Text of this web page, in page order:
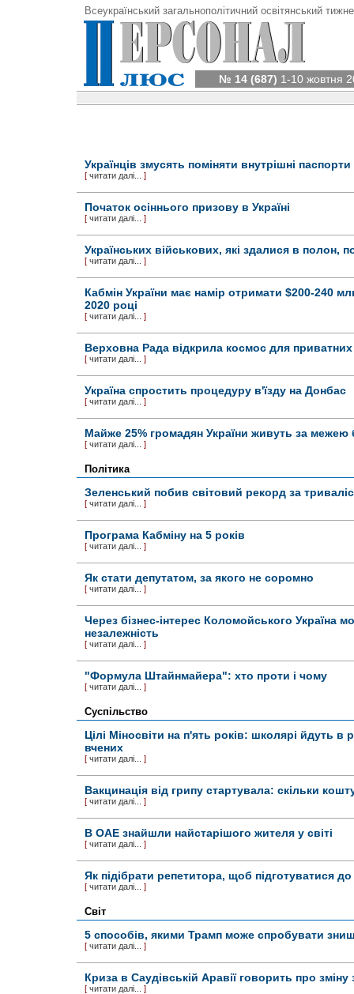
Всеукраїнський загальнополітичний освітянський
№ 14 (687) 1-10 жовтня
Українців змусять поміняти внутрішні паспорти
[ читати далі... ]
Початок осіннього призову в Україні
[ читати далі... ]
Українських військових, які здалися в полон,
[ читати далі... ]
Кабмін України має намір отримати $200-240
2020 році
[ читати далі... ]
Верховна Рада відкрила космос для приватних
[ читати далі... ]
Україна спростить процедуру в'їзду на Донбас
[ читати далі... ]
Майже 25% громадян України живуть за межею
[ читати далі... ]
Політика
Зеленський побив світовий рекорд за
[ читати далі... ]
Програма Кабміну на 5 років
[ читати далі... ]
Як стати депутатом, за якого не соромно
[ читати далі... ]
Через бізнес-інтерес Коломойського Україна
незалежність
[ читати далі... ]
"Формула Штайнмайера": хто проти і чому
[ читати далі... ]
Суспільство
Цілі Міносвіти на п'ять років: школярі йдуть в
вчених
[ читати далі... ]
Вакцинація від грипу стартувала: скільки
[ читати далі... ]
В ОАЕ знайшли найстарішого жителя у світі
[ читати далі... ]
Як підібрати репетитора, щоб підготуватися
[ читати далі... ]
Світ
5 способів, якими Трамп може спробувати
[ читати далі... ]
Криза в Саудівській Аравії говорить про
[ читати далі... ]